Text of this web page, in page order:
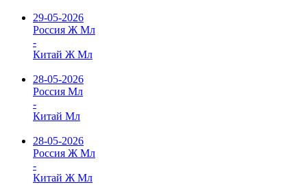
29-05-2026
Россия Ж Мл
-
Китай Ж Мл
28-05-2026
Россия Мл
-
Китай Мл
28-05-2026
Россия Ж Мл
-
Китай Ж Мл